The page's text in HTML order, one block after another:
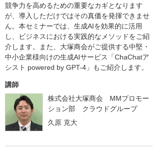
競争力を高めるための重要なカギとなります
が、導入しただけではその真価を発揮できませ
ん。本セミナーでは、生成AIを効果的に活用
し、ビジネスにおける実践的なメソッドをご紹
介します。また、大塚商会がご提供する中堅・
中小企業様向けの生成AIサービス「ChaChatア
シスト powered by GPT-4」もご紹介します。
講師
株式会社大塚商会 MMプロモー
ション部 クラウドグループ
久原 克大